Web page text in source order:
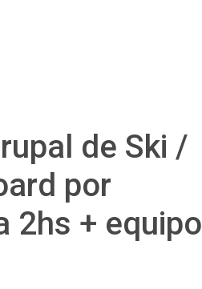
de Ski /
por
2hs + equipo